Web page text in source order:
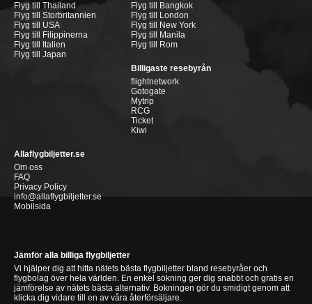
Flyg till Thailand
Flyg till Storbritannien
Flyg till USA
Flyg till Filippinerna
Flyg till Italien
Flyg till Japan
Flyg till Bangkok
Flyg till London
Flyg till New York
Flyg till Manila
Flyg till Rom
Billigaste resebyrån
flightnetwork
Gotogate
Mytrip
RCG
Ticket
Kiwi
Allaflygbiljetter.se
Om oss
FAQ
Privacy Policy
info@allaflygbiljetter.se
Mobilsida
Jämför alla billiga flygbiljetter
Vi hjälper dig att hitta nätets bästa flygbiljetter bland resebyråer och
flygbolag över hela världen. En enkel sökning ger dig snabbt och gratis en
jämförelse av nätets bästa alternativ. Bokningen gör du smidigt genom att
klicka dig vidare till en av våra återförsäljare.